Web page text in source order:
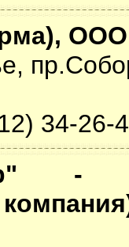
ООО
34-26-
-